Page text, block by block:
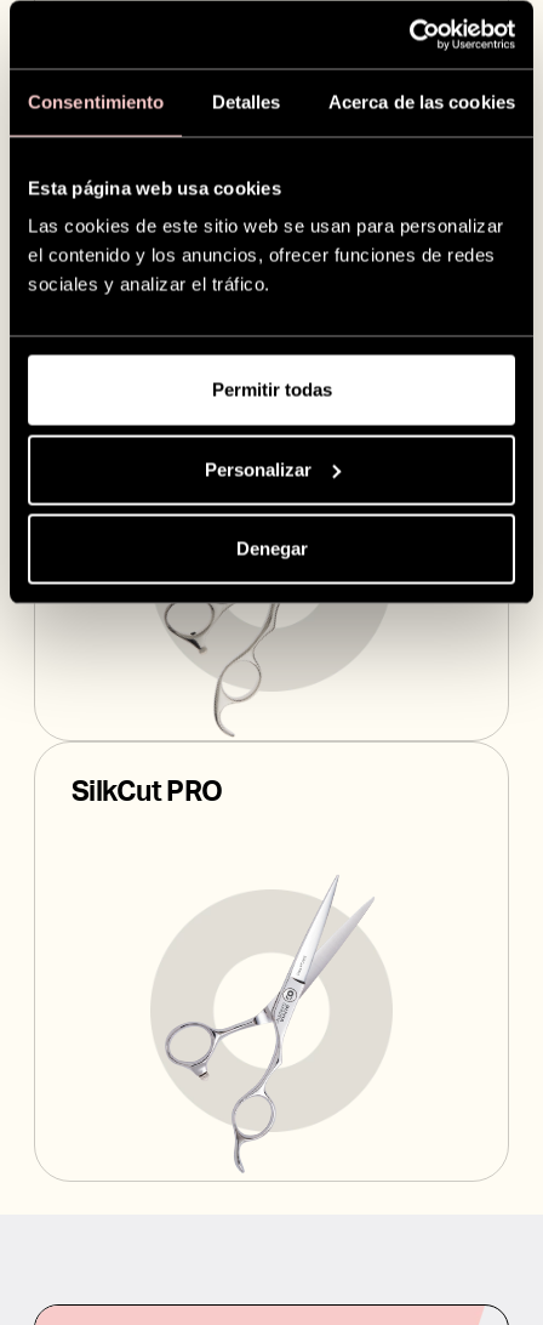
Consentimiento Detalles Acerca de las cookies
Esta página web usa cookies
Las cookies de este sitio web se usan para personalizar
el contenido y los anuncios, ofrecer funciones de redes
sociales y analizar el tráfico.
Permitir todas
Personalizar
Denegar
SilkCut
SilkCut PRO